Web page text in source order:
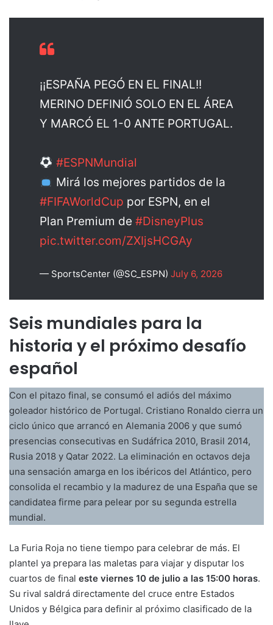
¡¡ESPAÑA PEGÓ EN EL FINAL!!
MERINO DEFINIÓ SOLO EN EL ÁREA
Y MARCÓ EL 1-0 ANTE PORTUGAL.
#ESPNMundial
Mirá los mejores partidos de la
#FIFAWorldCup por ESPN, en el
Plan Premium de #DisneyPlus
pic.twitter.com/ZXIjsHCGAy
— SportsCenter (@SC_ESPN) July 6, 2026
Seis mundiales para la
historia y el próximo desafío
español
Con el pitazo final, se consumó el adiós del máximo
goleador histórico de Portugal. Cristiano Ronaldo cierra un
ciclo único que arrancó en Alemania 2006 y que sumó
presencias consecutivas en Sudáfrica 2010, Brasil 2014,
Rusia 2018 y Qatar 2022. La eliminación en octavos deja
una sensación amarga en los ibéricos del Atlántico, pero
consolida el recambio y la madurez de una España que se
candidatea firme para pelear por su segunda estrella
mundial.
La Furia Roja no tiene tiempo para celebrar de más. El
plantel ya prepara las maletas para viajar y disputar los
cuartos de final este viernes 10 de julio a las 15:00 horas.
Su rival saldrá directamente del cruce entre Estados
Unidos y Bélgica para definir al próximo clasificado de la